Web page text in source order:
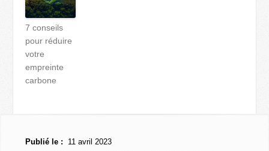
7 conseils
pour réduire
votre
empreinte
carbone
Publié le :
11 avril 2023